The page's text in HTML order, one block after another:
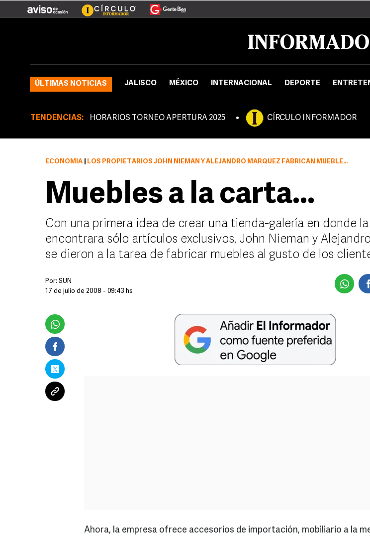
ÚLTIMAS NOTICIAS JALISCO MÉXICO INTERNACIONAL DEPORTE
TENDENCIAS: HORARIOS TORNEO APERTURA 2025 CÍRCULO INFORMADOR
ECONOMÍA LOS PROPIETARIOS JOHN NIEMAN Y ALEJANDRO MÁRQUEZ FABRICAN MUEBLES AL GUSTO DE LOS CLIENTES
Muebles a la carta...
Con una primera idea de crear una tienda-galería en donde
encontrara sólo artículos exclusivos, John Nieman y
se dieron a la tarea de fabricar muebles al gusto de los
Por: SUN
17 de julio de 2008 - 09:43 hs
Ahora, la empresa ofrece accesorios de importación, mobiliario a la